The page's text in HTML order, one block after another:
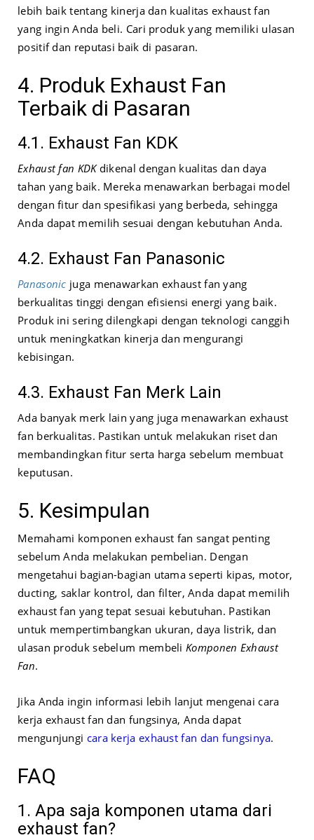
lebih baik tentang kinerja dan kualitas exhaust fan
yang ingin Anda beli. Cari produk yang memiliki ulasan
positif dan reputasi baik di pasaran.
4. Produk Exhaust Fan
Terbaik di Pasaran
4.1. Exhaust Fan KDK
Exhaust fan KDKdikenal dengan kualitas dan daya
tahan yang baik. Mereka menawarkan berbagai model
dengan fitur dan spesifikasi yang berbeda, sehingga
Anda dapat memilih sesuai dengan kebutuhan Anda.
4.2. Exhaust Fan Panasonic
Panasonic juga menawarkan exhaust fan yang
berkualitas tinggi dengan efisiensi energi yang baik.
Produk ini sering dilengkapi dengan teknologi canggih
untuk meningkatkan kinerja dan mengurangi
kebisingan.
4.3. Exhaust Fan Merk Lain
Ada banyak merk lain yang juga menawarkan exhaust
fan berkualitas. Pastikan untuk melakukan riset dan
membandingkan fitur serta harga sebelum membuat
keputusan.
5. Kesimpulan
Memahami komponen exhaust fan sangat penting
sebelum Anda melakukan pembelian. Dengan
mengetahui bagian-bagian utama seperti kipas, motor,
ducting, saklar kontrol, dan filter, Anda dapat memilih
exhaust fan yang tepat sesuai kebutuhan. Pastikan
untuk mempertimbangkan ukuran, daya listrik, dan
ulasan produk sebelum membeli Komponen Exhaust
Fan.
Jika Anda ingin informasi lebih lanjut mengenai cara
kerja exhaust fan dan fungsinya, Anda dapat
mengunjungi cara kerja exhaust fan dan fungsinya.
FAQ
1. Apa saja komponen utama dari
exhaust fan?